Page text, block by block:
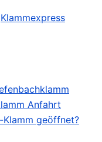
Klammexpress
Anfahrt
Klamm geöffnet?